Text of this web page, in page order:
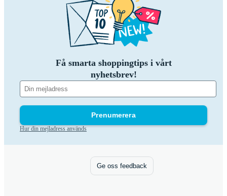
Få smarta shoppingtips i vårt
nyhetsbrev!
Prenumerera
Hur din mejladress används
Ge oss feedback